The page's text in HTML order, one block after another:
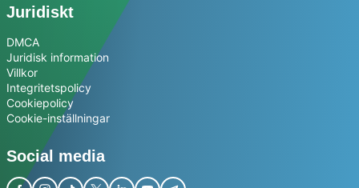
Juridiskt
DMCA
Juridisk information
Villkor
Integritetspolicy
Cookiepolicy
Cookie-inställningar
Social media